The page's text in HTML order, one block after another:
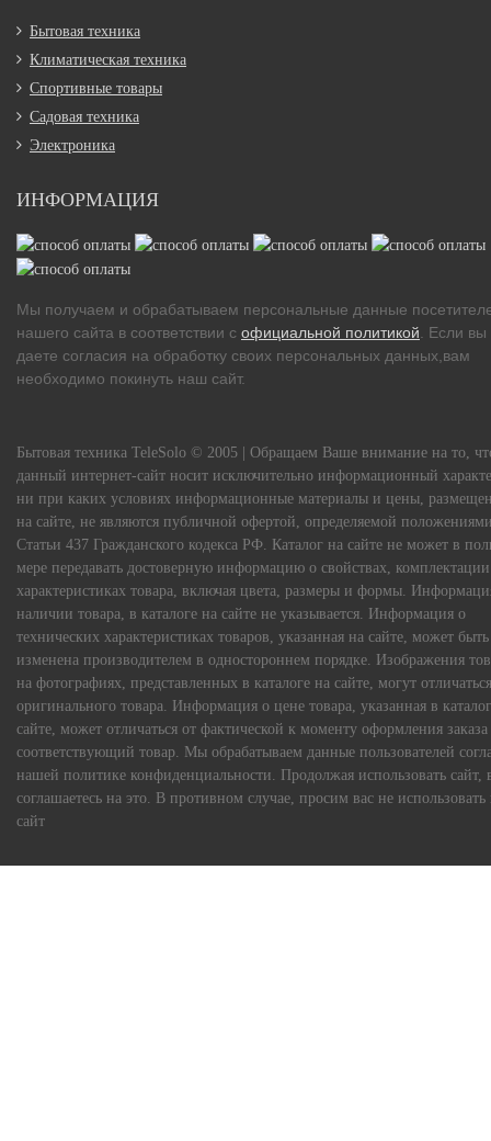
Бытовая техника
Климатическая техника
Спортивные товары
Садовая техника
Электроника
ИНФОРМАЦИЯ
Мы получаем и обрабатываем персональные данные
нашего сайта в соответствии с официальной политикой. Если вы
даете согласия на обработку своих персональных данных,вам
необходимо покинуть наш сайт.
Бытовая техника TeleSolo © 2005 | Обращаем Ваше внимание на то,
данный интернет-сайт носит исключительно информационный
ни при каких условиях информационные материалы и цены,
на сайте, не являются публичной офертой, определяемой
Статьи 437 Гражданского кодекса РФ. Каталог на сайте не может в
мере передавать достоверную информацию о свойствах,
характеристиках товара, включая цвета, размеры и формы.
наличии товара, в каталоге на сайте не указывается. Информация о
технических характеристиках товаров, указанная на сайте, может быть
изменена производителем в одностороннем порядке. Изображения
на фотографиях, представленных в каталоге на сайте, могут
оригинального товара. Информация о цене товара, указанная в
сайте, может отличаться от фактической к моменту оформления заказа
соответствующий товар. Мы обрабатываем данные пользователей
нашей политике конфиденциальности. Продолжая использовать сайт,
соглашаетесь на это. В противном случае, просим вас не
сайт